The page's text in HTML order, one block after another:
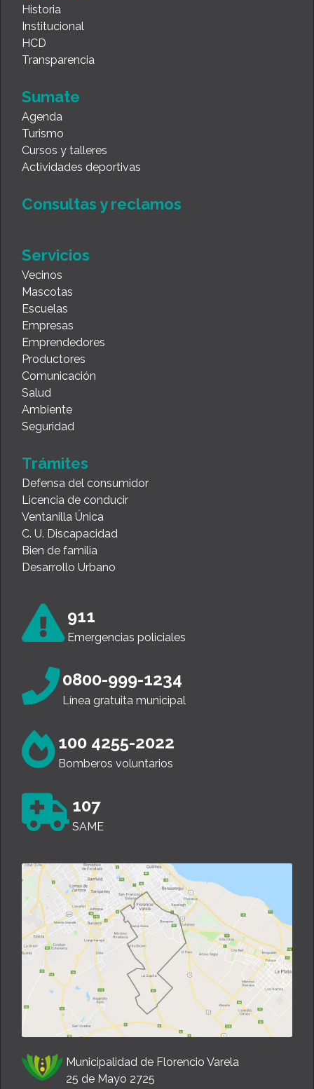
Historia
Institucional
HCD
Transparencia
Sumate
Agenda
Turismo
Cursos y talleres
Actividades deportivas
Consultas y reclamos
Servicios
Vecinos
Mascotas
Escuelas
Empresas
Emprendedores
Productores
Comunicación
Salud
Ambiente
Seguridad
Trámites
Defensa del consumidor
Licencia de conducir
Ventanilla Única
C. U. Discapacidad
Bien de familia
Desarrollo Urbano
911
Emergencias policiales
0800-999-1234
Línea gratuita municipal
100 4255-2022
Bomberos voluntarios
107
SAME
Municipalidad de Florencio Varela
25 de Mayo 2725